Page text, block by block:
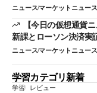
ニュースマーケットニュース
【今日の仮想通貨
新課とローソン決済実
ニュースマーケットニュース
学習カテゴリ新着
学習 レビュー